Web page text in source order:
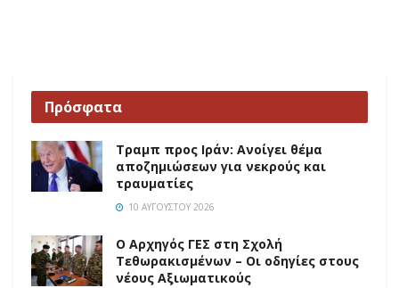
Πρόσφατα
Τραμπ προς Ιράν: Ανοίγει θέμα
αποζημιώσεων για νεκρούς και
τραυματίες
10 ΑΥΓΟΎΣΤΟΥ 2026
O Αρχηγός ΓΕΣ στη Σχολή
Τεθωρακισμένων – Οι οδηγίες στους
νέους Αξιωματικούς